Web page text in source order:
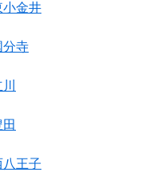
小金井
分寺
田
八王子